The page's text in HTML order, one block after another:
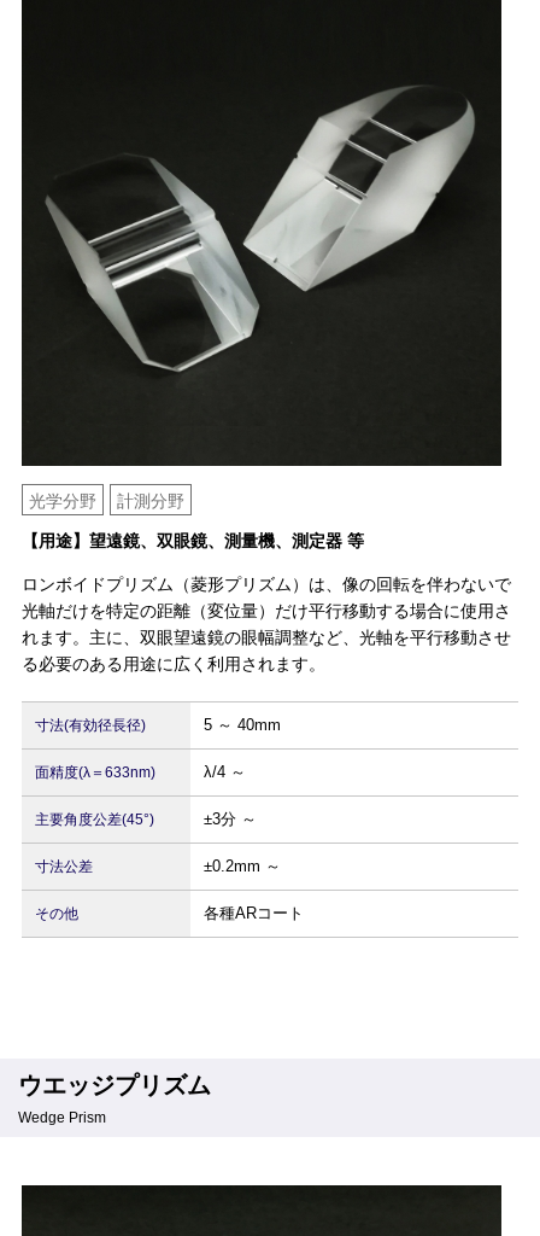
光学分野 計測分野
【用途】望遠鏡、双眼鏡、測量機、測定器 等
ロンボイドプリズム（菱形プリズム）は、像の回転を伴わないで
光軸だけを特定の距離（変位量）だけ平行移動する場合に使用さ
れます。主に、双眼望遠鏡の眼幅調整など、光軸を平行移動させ
る必要のある用途に広く利用されます。
寸法(有効径長径) 5 ～ 40mm
面精度(λ＝633nm) λ/4 ～
主要角度公差(45°) ±3分 ～
寸法公差 ±0.2mm ～
その他 各種ARコート
ウエッジプリズム
Wedge Prism